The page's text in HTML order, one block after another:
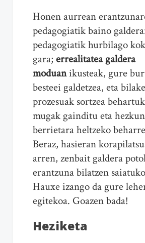
Honen aurrean
pedagogiatik baino
pedagogiatik hurbilago
gara; errealitatea galdera
moduanikusteak, gure
besteei galdetzea, eta
prozesuak sortzea
mugak gainditu eta
berrietara heltzeko
Beraz, hasieran
arren, zenbait galdera
erantzuna bilatzen
Hauxe izango da gure
egitekoa. Goazen bada!
Heziketa